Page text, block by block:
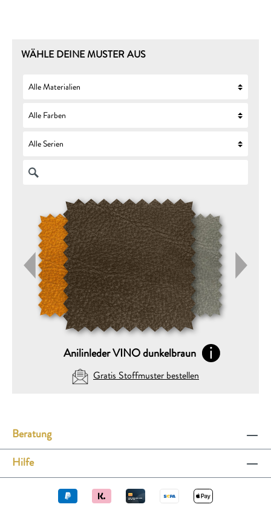
WÄHLE DEINE MUSTER AUS
Anilinleder VINO dunkelbraun
Gratis Stoffmuster bestellen
DEINE AUSWAHL (max. 5)
Folgende Stoffmuster GRATIS zusenden:
VERSENDEN AN
Wohin dürfen wir die Muster schicken?
Beratung
Hilfe